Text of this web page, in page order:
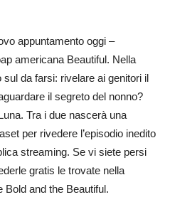
appuntamento oggi –
americana Beautiful. Nella
da farsi: rivelare ai genitori il
il segreto del nonno?
Tra i due nascerà una
per rivedere l’episodio inedito
streaming. Se vi siete persi
gratis le trovate nella
Bold and the Beautiful.